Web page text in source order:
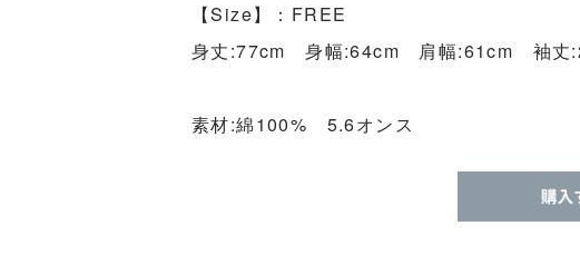
【Size】：FREE
身丈:77cm 身幅:64cm 肩幅:61cm 袖丈
素材:綿100% 5.6オンス